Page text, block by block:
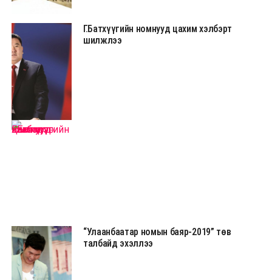
Г.Батхүүгийн номнууд цахим хэлбэрт
шилжлээ
“Улаанбаатар номын баяр-2019” төв
талбайд эхэллээ